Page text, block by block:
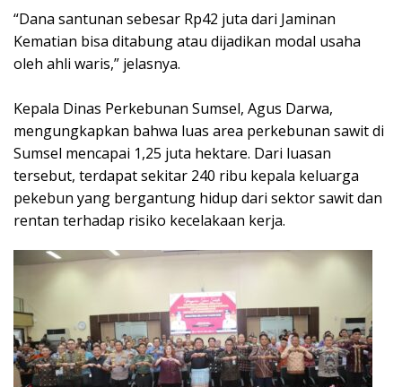
“Dana santunan sebesar Rp42 juta dari Jaminan
Kematian bisa ditabung atau dijadikan modal usaha
oleh ahli waris,” jelasnya.
Kepala Dinas Perkebunan Sumsel, Agus Darwa,
mengungkapkan bahwa luas area perkebunan sawit di
Sumsel mencapai 1,25 juta hektare. Dari luasan
tersebut, terdapat sekitar 240 ribu kepala keluarga
pekebun yang bergantung hidup dari sektor sawit dan
rentan terhadap risiko kecelakaan kerja.